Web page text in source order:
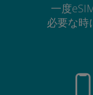
一度
必要な時